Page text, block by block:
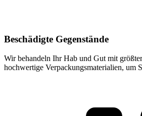
Beschädigte Gegenstände
Wir behandeln Ihr Hab und Gut mit
hochwertige Verpackungsmaterialien, um